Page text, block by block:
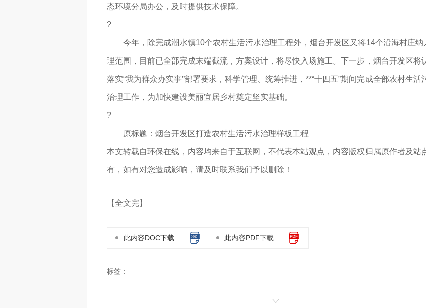
态环境分局办公，及时提供技术保障。
?
今年，除完成潮水镇10个农村生活污水治理工程外，烟台开发区又将14个沿海村庄纳
理范围，目前已全部完成末端截流，方案设计，将尽快入场施工。下一步，烟台开发区将
落实“我为群众办实事”部署要求，科学管理、统筹推进，**“十四五”期间完成全部农村生活
治理工作，为加快建设美丽宜居乡村奠定坚实基础。
?
原标题：烟台开发区打造农村生活污水治理样板工程
本文转载自环保在线，内容均来自于互联网，不代表本站观点，内容版权归属原作者及站
有，如有对您造成影响，请及时联系我们予以删除！
【全文完】
此内容DOC下载 此内容PDF下载
标签：